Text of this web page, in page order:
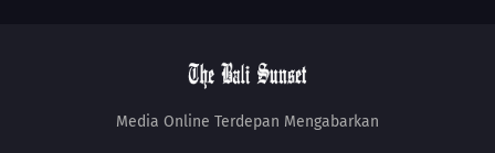
Media Online Terdepan Mengabarkan